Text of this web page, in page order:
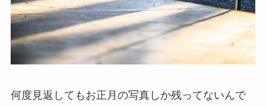
何度見返してもお正月の写真しか残ってないんで